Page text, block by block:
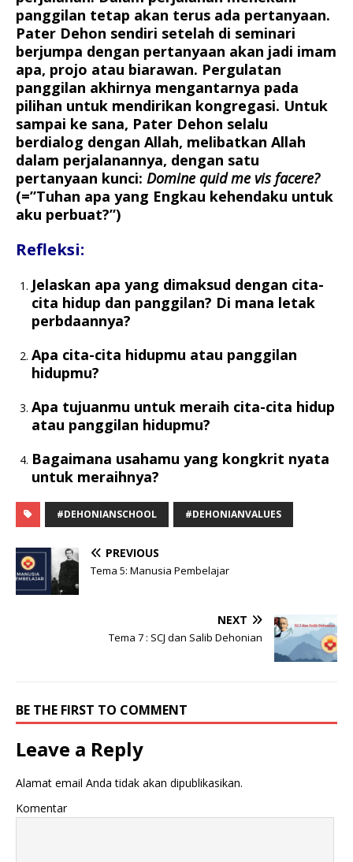
panggilan tetap akan terus ada pertanyaan.
Pater Dehon sendiri setelah di seminari
berjumpa dengan pertanyaan akan jadi imam
apa, projo atau biarawan. Pergulatan
panggilan akhirnya mengantarnya pada
pilihan untuk mendirikan kongregasi. Untuk
sampai ke sana, Pater Dehon selalu
berdialog dengan Allah, melibatkan Allah
dalam perjalanannya, dengan satu
pertanyaan kunci: Domine quid me vis facere?
(=”Tuhan apa yang Engkau kehendaku untuk
aku perbuat?”)
Refleksi:
Jelaskan apa yang dimaksud dengan cita-
cita hidup dan panggilan? Di mana letak
perbdaannya?
Apa cita-cita hidupmu atau panggilan
hidupmu?
Apa tujuanmu untuk meraih cita-cita hidup
atau panggilan hidupmu?
Bagaimana usahamu yang kongkrit nyata
untuk meraihnya?
#DEHONIANSCHOOL #DEHONIANVALUES
PREVIOUS
Tema 5: Manusia Pembelajar
NEXT
Tema 7 : SCJ dan Salib Dehonian
BE THE FIRST TO COMMENT
Leave a Reply
Alamat email Anda tidak akan dipublikasikan.
Komentar